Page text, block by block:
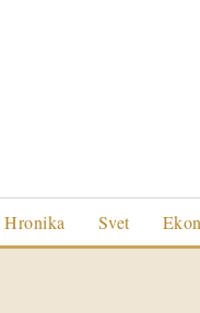
Hronika Svet